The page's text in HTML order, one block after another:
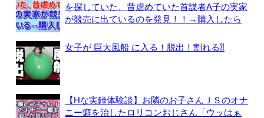
を探していた、昔虐めていた首謀者A子の実家
が競売に出ているのを発見！！→購入したら
女子が 巨大風船 に入る！脱出！割れる⁈
【Hな実録体験談】お隣のお子さんＪＳのオナ
ニー癖を治したロリコンおじさん「ウッはぁ